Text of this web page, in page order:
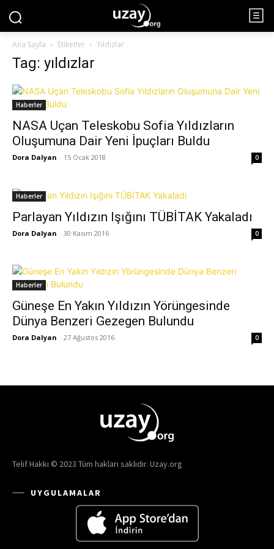
Ana Sayfa Etiketler Yıldızlar
Tag: yıldızlar
Haberler
NASA Uçan Teleskobu Sofia Yıldızların
Oluşumuna Dair Yeni İpuçları Buldu
Dora Dalyan - 15 Ocak 2018 0
Haberler
Parlayan Yıldızın Işığını TÜBİTAK Yakaladı
Dora Dalyan - 30 Kasım 2016 0
Haberler
Güneşe En Yakın Yıldızın Yörüngesinde
Dünya Benzeri Gezegen Bulundu
Dora Dalyan - 27 Ağustos 2016 0
Telif Hakkı © 2023 Tüm hakları saklıdır. Uzay.org
UYGULAMALAR